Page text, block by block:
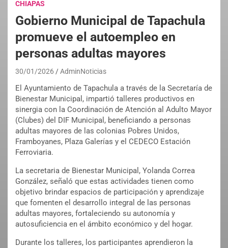
CHIAPAS
Gobierno Municipal de Tapachula
promueve el autoempleo en
personas adultas mayores
30/01/2026 AdminNoticias
El Ayuntamiento de Tapachula a través de la Secretaría de
Bienestar Municipal, impartió talleres productivos en
sinergia con la Coordinación de Atención al Adulto Mayor
(Clubes) del DIF Municipal, beneficiando a personas
adultas mayores de las colonias Pobres Unidos,
Framboyanes, Plaza Galerías y el CEDECO Estación
Ferroviaria.
La secretaria de Bienestar Municipal, Yolanda Correa
González, señaló que estas actividades tienen como
objetivo brindar espacios de participación y aprendizaje
que fomenten el desarrollo integral de las personas
adultas mayores, fortaleciendo su autonomía y
autosuficiencia en el ámbito económico y del hogar.
Durante los talleres, los participantes aprendieron la